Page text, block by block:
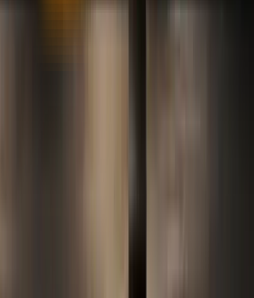
als auch Geschwindigkeit wünschen, ist
in der Regel effizienter, als sich für alles
2.0
Postproduktionsvorlagen, um die
abzustimmen